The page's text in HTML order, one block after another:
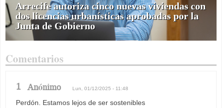
Arrecife autoriza cinco nuevas viviendas con
dos licencias urbanísticas aprobadas por la
Junta de Gobierno
Comentarios
1 Anónimo Lun, 01/12/2025 - 11:48
Perdón. Estamos lejos de ser sostenibles